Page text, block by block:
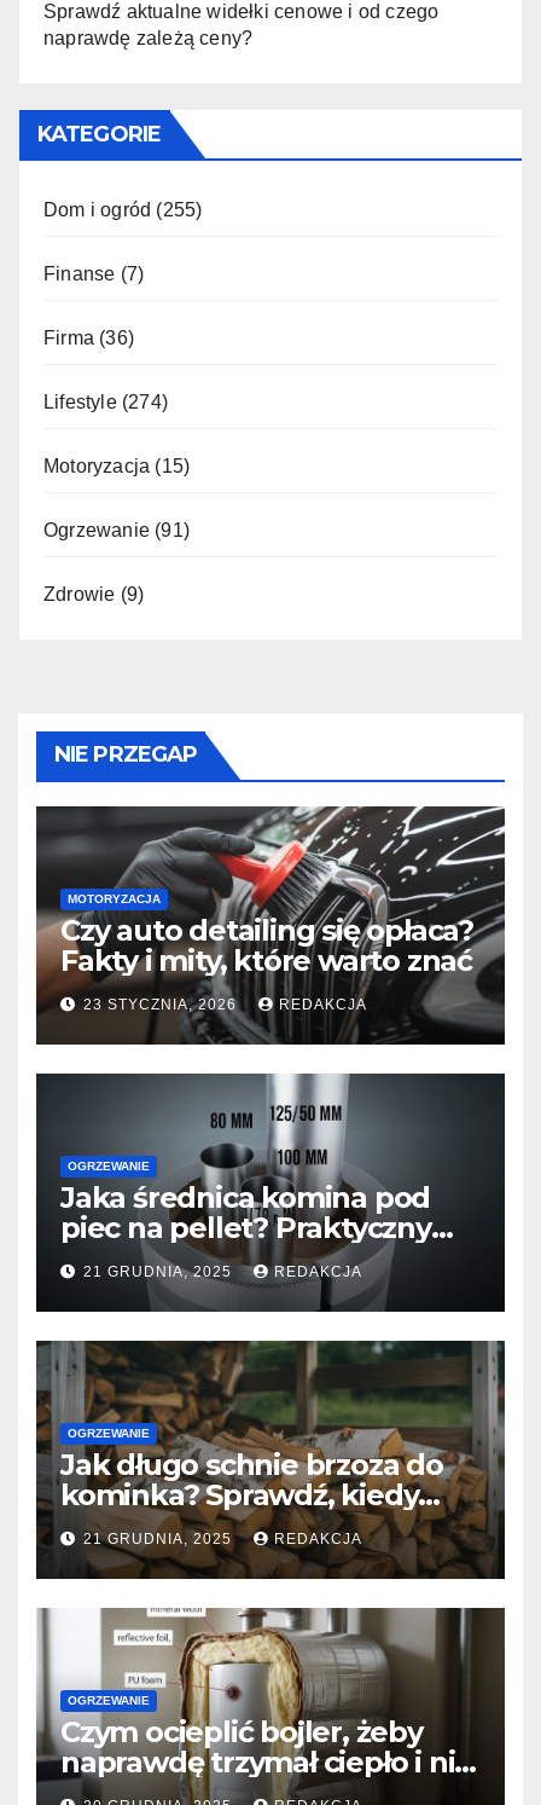
Sprawdź aktualne widełki cenowe i od czego
naprawdę zależą ceny?
KATEGORIE
Dom i ogród (255)
Finanse (7)
Firma (36)
Lifestyle(274)
Motoryzacja (15)
Ogrzewanie (91)
Zdrowie (9)
NIE PRZEGAP
MOTORYZACJA
Czy auto detailing się opłaca?
Fakty i mity, które warto znać
23 STYCZNIA, 2026 REDAKCJA
OGRZEWANIE
Jaka średnica komina pod
piec na pellet? Praktyczny
przewodnik dla domu i
mieszkania
21 GRUDNIA, 2025 REDAKCJA
OGRZEWANIE
Jak długo schnie brzoza do
kominka? Sprawdź, kiedy
naprawdę jest gotowa do
palenia?
21 GRUDNIA, 2025 REDAKCJA
OGRZEWANIE
Czym ocieplić bojler, żeby
naprawdę trzymał ciepło i nie
zjadał prądu?